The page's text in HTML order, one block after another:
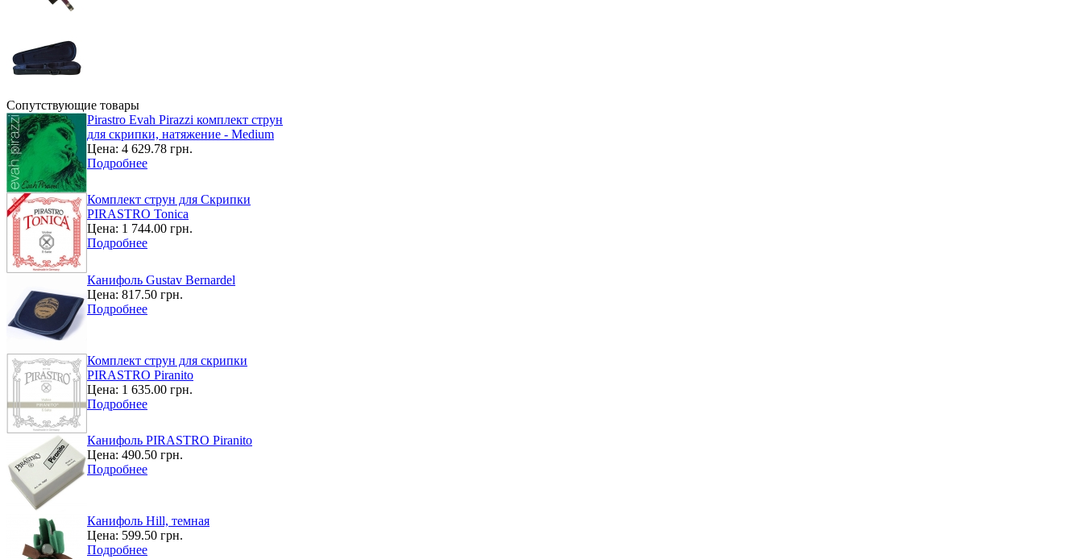
Сопутствующие товары
Pirastro Evah Pirazzi комплект струн
для скрипки, натяжение - Medium
Цена: 4 629.78 грн.
Подробнее
Комплект струн для Скрипки
PIRASTRO Tonica
Цена: 1 744.00 грн.
Подробнее
Канифоль Gustav Bernardel
Цена: 817.50 грн.
Подробнее
Комплект струн для скрипки
PIRASTRO Piranito
Цена: 1 635.00 грн.
Подробнее
Канифоль PIRASTRO Piranito
Цена: 490.50 грн.
Подробнее
Канифоль Hill, темная
Цена: 599.50 грн.
Подробнее